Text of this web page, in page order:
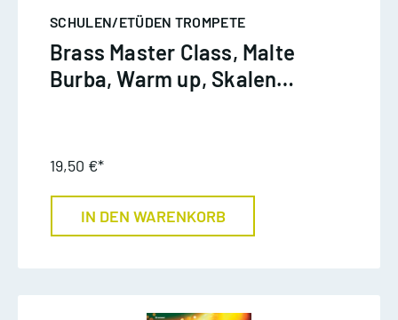
SCHULEN/ETÜDEN TROMPETE
Brass Master Class, Malte
Burba, Warm up, Skalen
19,50 €*
IN DEN WARENKORB